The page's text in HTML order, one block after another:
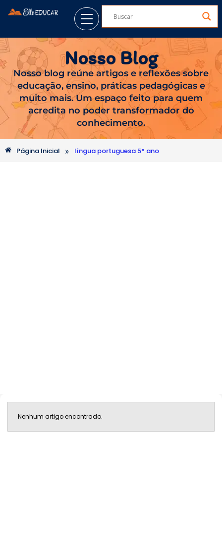
Nosso Blog
Nosso blog reúne artigos e reflexões sobre
educação, ensino, práticas pedagógicas e
muito mais. Um espaço feito para quem
acredita no poder transformador do
conhecimento.
Página Inicial » língua portuguesa 5° ano
Nenhum artigo encontrado.